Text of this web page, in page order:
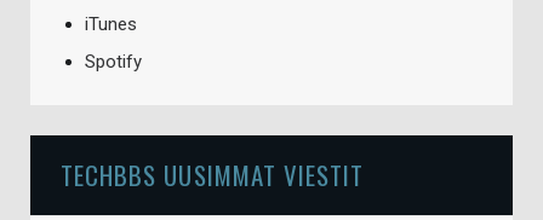
iTunes
Spotify
TECHBBS UUSIMMAT VIESTIT